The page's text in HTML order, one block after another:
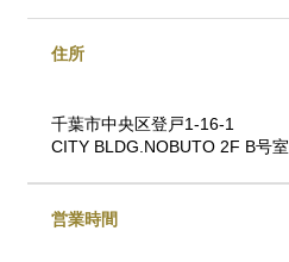
住所
千葉市中央区登戸1-16-1
CITY BLDG.NOBUTO 2F B号室
営業時間